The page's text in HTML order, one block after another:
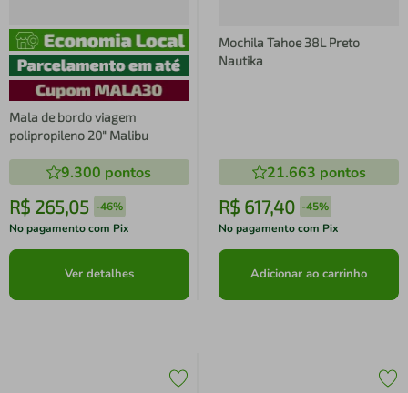
Mala de bordo viagem
polipropileno 20" Malibu
9.300 pontos
R$ 265,05 -46%
No pagamento com Pix
Ver detalhes
Mochila Tahoe 38L Preto
Nautika
21.663 pontos
R$ 617,40 -45%
No pagamento com Pix
Adicionar ao carrinho